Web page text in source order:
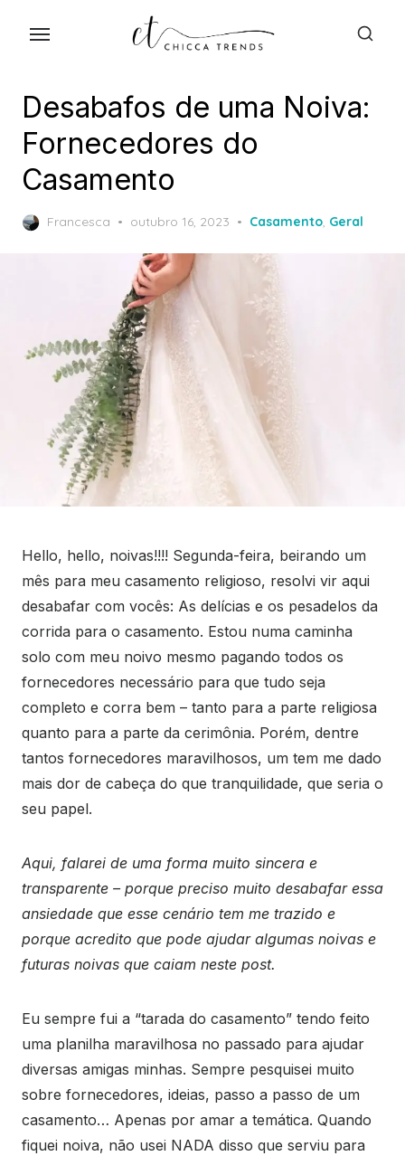
Desabafos de uma Noiva:
Fornecedores do
Casamento
Francesca
Posted
outubro 16, 2023 Casamento, Geral
Hello, hello, noivas!!!! Segunda-feira, beirando um
mês para meu casamento religioso, resolvi vir aqui
desabafar com vocês: As delícias e os pesadelos da
corrida para o casamento. Estou numa caminha
solo com meu noivo mesmo pagando todos os
fornecedores necessário para que tudo seja
completo e corra bem – tanto para a parte religiosa
quanto para a parte da cerimônia. Porém, dentre
tantos fornecedores maravilhosos, um tem me dado
mais dor de cabeça do que tranquilidade, que seria o
seu papel.
Aqui, falarei de uma forma muito sincera e
transparente – porque preciso muito desabafar essa
ansiedade que esse cenário tem me trazido e
porque acredito que pode ajudar algumas noivas e
futuras noivas que caiam neste post.
Eu sempre fui a “tarada do casamento” tendo feito
uma planilha maravilhosa no passado para ajudar
diversas amigas minhas. Sempre pesquisei muito
sobre fornecedores, ideias, passo a passo de um
casamento… Apenas por amar a temática. Quando
fiquei noiva, não usei NADA disso que serviu para